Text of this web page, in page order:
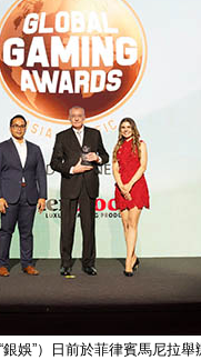
銀娛”）日前於菲律賓馬尼拉